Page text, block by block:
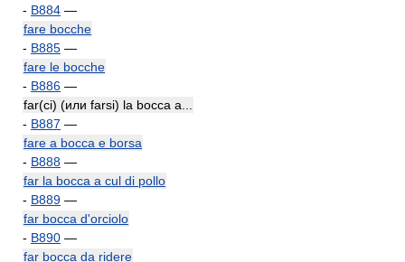
- B884 —
fare bocche
- B885 —
fare le bocche
- B886 —
far(ci) (или farsi) la bocca a...
- B887 —
fare a bocca e borsa
- B888 —
far la bocca a cul di pollo
- B889 —
far bocca d'orciolo
- B890 —
far bocca da ridere